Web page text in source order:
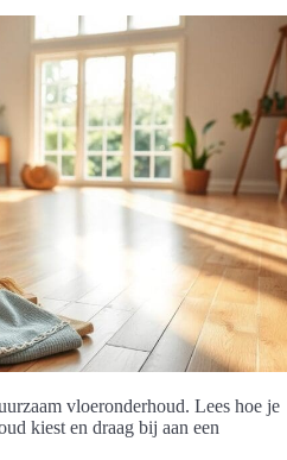
vloeronderhoud. Lees hoe je
kiest en draag bij aan een